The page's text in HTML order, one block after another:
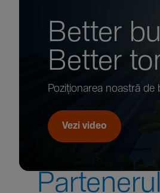
Better
Better
Pozi­țio­narea noastră
Vezi video